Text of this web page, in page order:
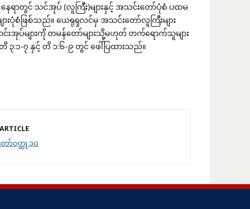
ရာတွင် သင်အုပ် (လူကြီး)များနှင့် အသင်းတော်ပုံစံ ပထမ
စံဖြစ်သည်။ ယေရုရှလင်မှ အသင်းတော်လူကြီးများ
င်းအုပ်များကို တမန်တော်များသို့မဟုတ် တက်ရောက်သူများ
:၁-၇ နှင့် တိ ၁:၆-၉ တွင် ဖေါ်ပြထားသည်။
ာ်ဝတ္ထု ၁၀